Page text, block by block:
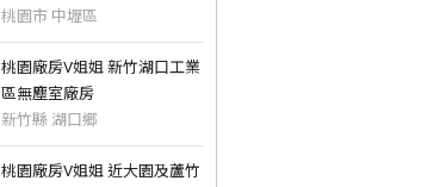
｜可租可賣
桃園市 中壢區
桃園廠房V姐姐 新竹湖口工業
區無塵室廠房
新竹縣 湖口鄉
桃園廠房V姐姐 近大園及蘆竹